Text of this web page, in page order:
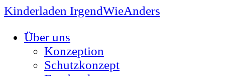
Kinderladen IrgendWieAnders
Über uns
Konzeption
Schutzkonzept